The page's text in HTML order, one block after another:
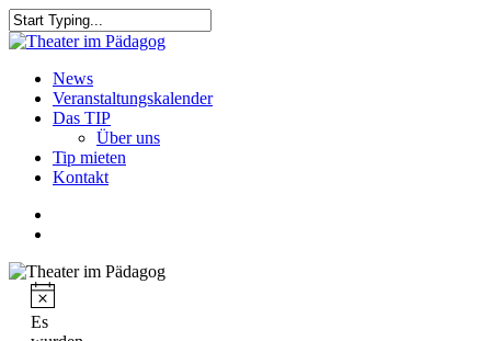
Skip
to
content
Close
search
Menu
News
Veranstaltungskalender
Das TIP
Über uns
Tip mieten
Kontakt
Es